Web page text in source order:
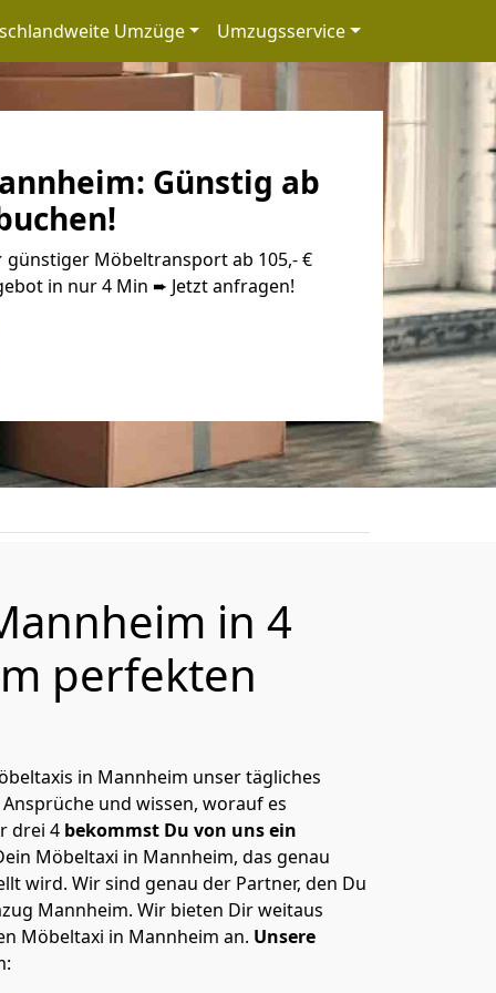
Umzüge Umzugsservice
Günstig ab
Möbeltransport ab 105,- €
in nur 4 Min ➨ Jetzt anfragen!
in 4
perfekten
in Mannheim unser tägliches
und wissen, worauf es
drei 4 bekommst Du von uns ein
Möbeltaxi in Mannheim, das genau
wird. Wir sind genau der Partner, den Du
Mannheim. Wir bieten Dir weitaus
Möbeltaxi in Mannheim an. Unsere